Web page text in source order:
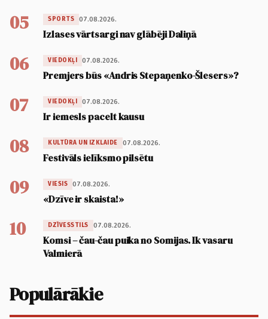
05 SPORTS 07.08.2026.
Izlases vārtsargi nav glābēji Daliņā
06 VIEDOKĻI 07.08.2026.
Premjers būs «Andris Stepaņenko-Šlesers»?
07 VIEDOKĻI 07.08.2026.
Ir iemesls pacelt kausu
08 KULTŪRA UN IZKLAIDE 07.08.2026.
Festivāls ielīksmo pilsētu
09 VIESIS 07.08.2026.
«Dzīve ir skaista!»
10 DZĪVESSTILS 07.08.2026.
Komsi – čau-čau puika no Somijas. Ik vasaru
Valmierā
Populārākie